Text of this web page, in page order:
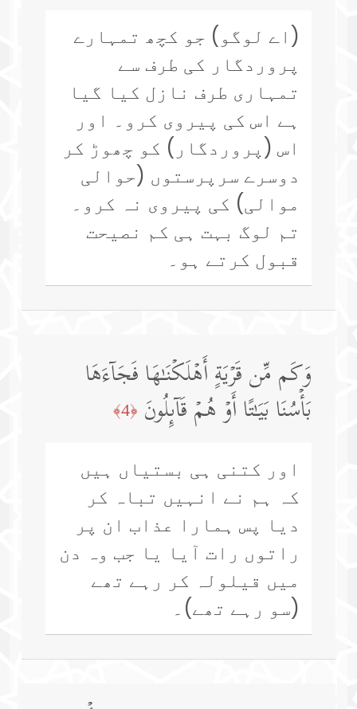
(اے لوگو) جو کچھ تمہارے
پروردگار کی طرف سے
تمہاری طرف نازل کیا گیا
ہے اس کی پیروی کرو۔ اور
اس (پروردگار) کو چھوڑ کر
دوسرے سرپرستوں (حوالی
موالی) کی پیروی نہ کرو۔
تم لوگ بہت ہی کم نصیحت
قبول کرتے ہو۔
وَكَم مِّن قَرۡیَةٍ أَهۡلَكۡنَـٰهَا فَجَاۤءَهَا
بَأۡسُنَا بَیَـٰتًا أَوۡ هُمۡ قَاۤىِٕلُونَ ﴿4﴾
اور کتنی ہی بستیاں ہیں
کہ ہم نے انہیں تباہ کر
دیا پس ہمارا عذاب ان پر
راتوں رات آیا یا جب وہ دن
میں قیلولہ کر رہے تھے
(سو رہے تھے)۔